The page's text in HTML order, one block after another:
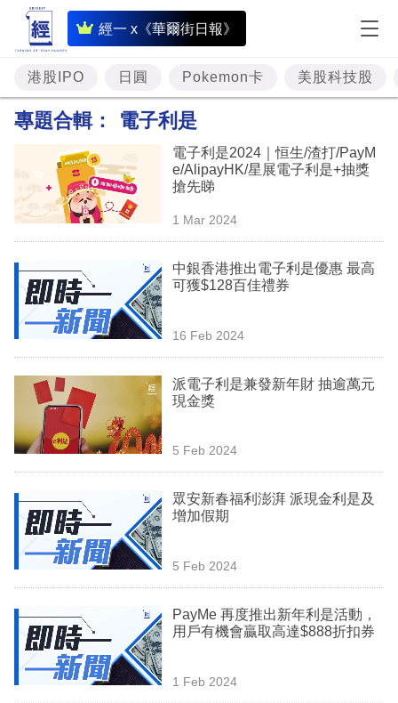
經一 x《華爾街日報》
即
時
財
經
題
投
資
理
科
技
場
生
時
事
港股IPO 日圓 Pokemon卡 美股科技股
專題合輯： 電子利是
電子利是2024｜恒生/渣打/PayM
e/AlipayHK/星展電子利是+抽獎
搶先睇
1 Mar 2024
中銀香港推出電子利是優惠 最高
可獲$128百佳禮券
16 Feb 2024
派電子利是兼發新年財 抽逾萬元
現金獎
5 Feb 2024
眾安新春福利澎湃 派現金利是及
增加假期
5 Feb 2024
PayMe 再度推出新年利是活動，
用戶有機會贏取高達$888折扣券
1 Feb 2024